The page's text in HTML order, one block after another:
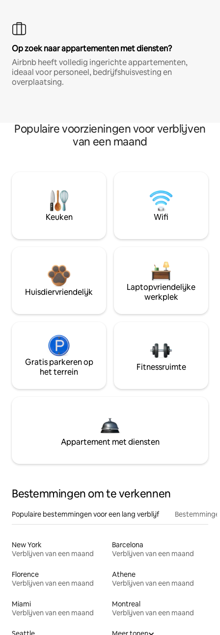
Op zoek naar appartementen met diensten?
Airbnb heeft volledig ingerichte appartementen,
ideaal voor personeel, bedrijfshuisvesting en
overplaatsing.
Populaire voorzieningen voor verblijven
van een maand
Keuken Wifi
Huisdiervriendelijk
Laptopvriendelijke
werkplek
Gratis parkeren op
het terrein
Fitnessruimte
Appartement met diensten
Bestemmingen om te verkennen
Populaire bestemmingen voor een lang verblijf
New York
Verblijven van een maand
Barcelona
Verblijven van een maand
Florence
Verblijven van een maand
Athene
Verblijven van een maand
Miami
Verblijven van een maand
Montreal
Verblijven van een maand